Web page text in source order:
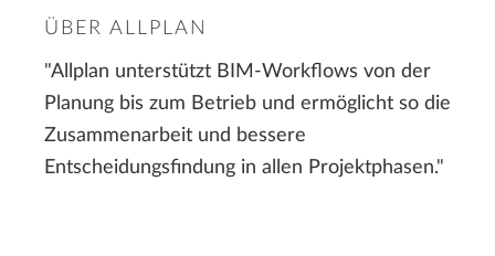
ÜBER ALLPLAN
"Allplan unterstützt BIM-Workflows von der
Planung bis zum Betrieb und ermöglicht so die
Zusammenarbeit und bessere
Entscheidungsfindung in allen Projektphasen."